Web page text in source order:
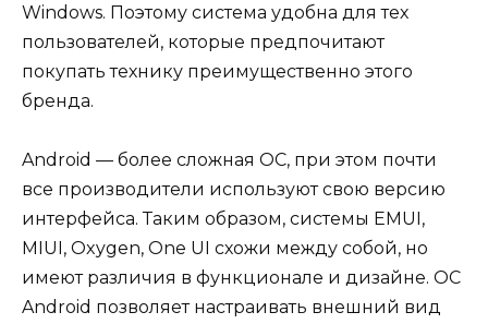
Windows. Поэтому система удобна для тех
пользователей, которые предпочитают
покупать технику преимущественно этого
бренда.
Android — более сложная ОС, при этом почти
все производители используют свою версию
интерфейса. Таким образом, системы EMUI,
MIUI, Oxygen, One UI схожи между собой, но
имеют различия в функционале и дизайне. ОС
Android позволяет настраивать внешний вид